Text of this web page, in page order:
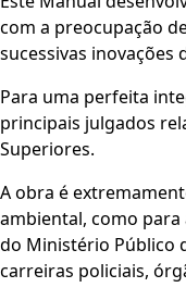
com a preocupação
sucessivas inovações
Para uma perfeita
principais julgados
Superiores.
A obra é
ambiental, como
do Ministério Público
carreiras policiais,